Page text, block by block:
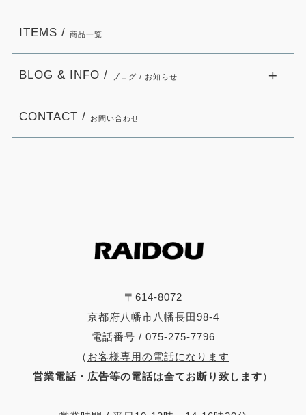
〒614-8072
京都府八幡市八幡長田98-4
電話番号 / 075-275-7796
（ お客様専用の電話になります
営業電話・広告等の電話は全てお断り致します）
ITEMS / 商品一覧
BLOG & INFO / ブログ / お知らせ
CONTACT / お問い合わせ